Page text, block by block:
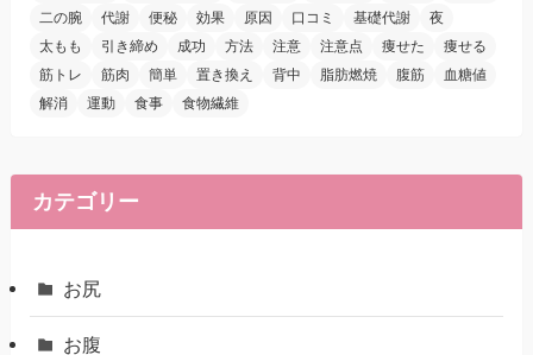
二の腕
代謝 便秘 効果 原因 口コミ 基礎代謝
夜
太もも
引き締め 成功 方法 注意 注意点 痩せた
痩せる
筋トレ
筋肉 簡単 置き換え 背中 脂肪燃焼 腹筋
血糖値
解消
運動 食事 食物繊維
カテゴリー
お尻
お腹